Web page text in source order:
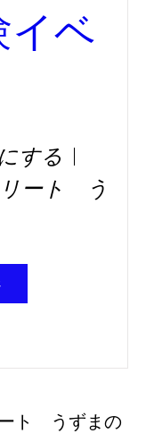
リ等について
みで、PCやタブレ
る場合、参加URL
記をご参照くださ
グ用Zoomクライアン
Zoom Cloud
ベ
する
ート う
ト うずまの